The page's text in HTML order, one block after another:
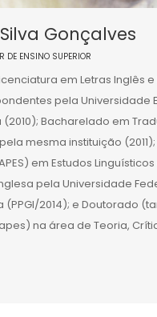
Gonçalves
DE ENSINO SUPERIOR
em Letras Inglês
pela Universidade
(2010); Bacharelado em
mesma instituição
em Estudos
pela Universidade
(PPGI/2014); e Doutorado
na área de Teoria,